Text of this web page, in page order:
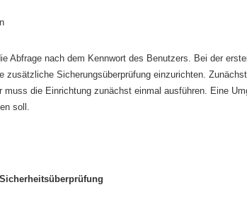
Abfrage nach dem Kennwort des Benutzers. Bei der
zusätzliche Sicherungsüberprüfung einzurichten.
muss die Einrichtung zunächst einmal ausführen. Eine
soll.